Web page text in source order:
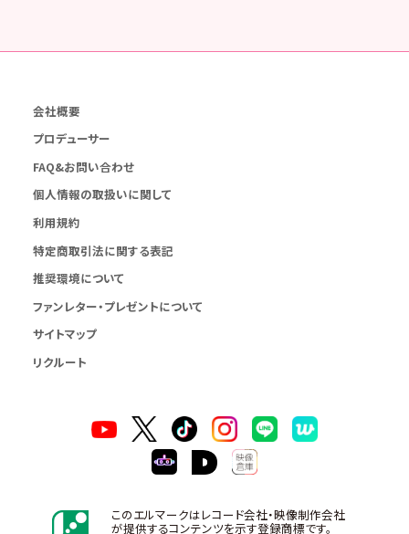
会社概要
プロデューサー
FAQ&お問い合わせ
個人情報の取扱いに関して
利用規約
特定商取引法に関する表記
推奨環境について
ファンレター・プレゼントについて
サイトマップ
リクルート
このエルマークはレコード会社・映像制作会社
が提供するコンテンツを示す登録商標です。